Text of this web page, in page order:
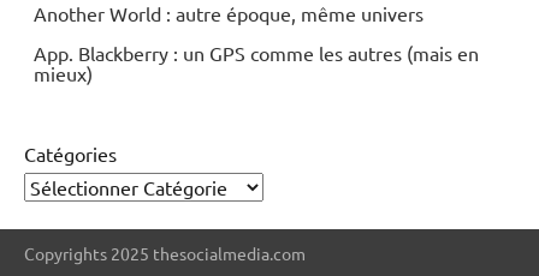
Another World : autre époque, même univers
App. Blackberry : un GPS comme les autres (mais en
mieux)
Catégories
Copyrights 2025 thesocialmedia.com